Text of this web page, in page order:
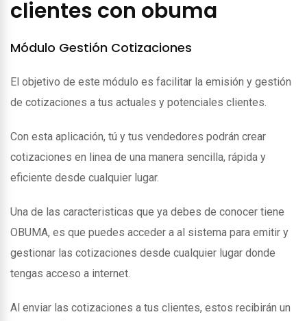
clientes con obuma
Módulo Gestión Cotizaciones
El objetivo de este módulo es facilitar la emisión y gestión
de cotizaciones a tus actuales y potenciales clientes.
Con esta aplicación, tú y tus vendedores podrán crear
cotizaciones en linea de una manera sencilla, rápida y
eficiente desde cualquier lugar.
Una de las caracteristicas que ya debes de conocer tiene
OBUMA, es que puedes acceder a al sistema para emitir y
gestionar las cotizaciones desde cualquier lugar donde
tengas acceso a internet.
Al enviar las cotizaciones a tus clientes, estos recibirán un